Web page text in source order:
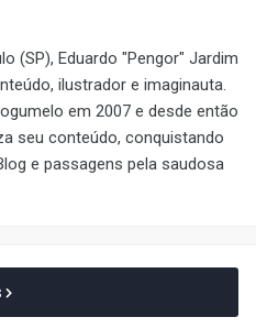
(SP), Eduardo "Pengor" Jardim
ilustrador e imaginauta.
em 2007 e desde então
seu conteúdo, conquistando
e passagens pela saudosa